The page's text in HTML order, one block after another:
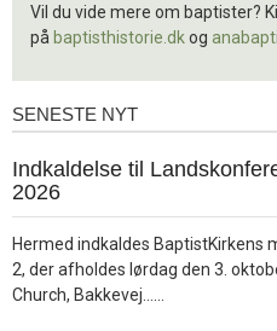
Vil du vide mere om baptister?
på baptisthistorie.dkog
Seneste
SENESTE NYT
1.
jul.
Indkaldelse til
2026
Hermed indkaldes BaptistKirkens
2, der afholdes lørdag den 3.
Church, Bakkevej……